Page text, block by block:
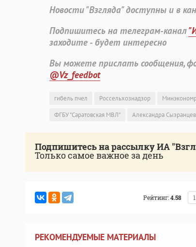
Новости "Взгляда" доступны и в
Подпишитесь на телеграм-канал
заходите - будет интересно
Вы можете прислать сообщения,
@Vz_feedbot
гибель пчел Россельхознадзор
ФГБУ "Саратовская МВЛ"
Александра
Подпишитесь на рассылку ИА
Только самое важное за день
Рейтинг:4.58 1
РЕКОМЕНДУЕМЫЕ МАТЕРИАЛЫ